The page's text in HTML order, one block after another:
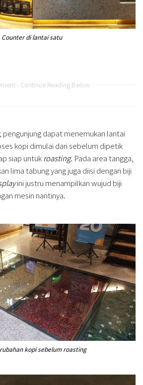
Counter di lantai satu
- Continue Reading Below
, pengunjung dapat menemukan lantai
kopi dimulai dari sebelum dipetik
siap untukroasting. Pada area tangga,
lima tabung yang juga diisi dengan biji
ini justru menampilkan wujud biji
mesin nantinya.
kopi sebelum roasting